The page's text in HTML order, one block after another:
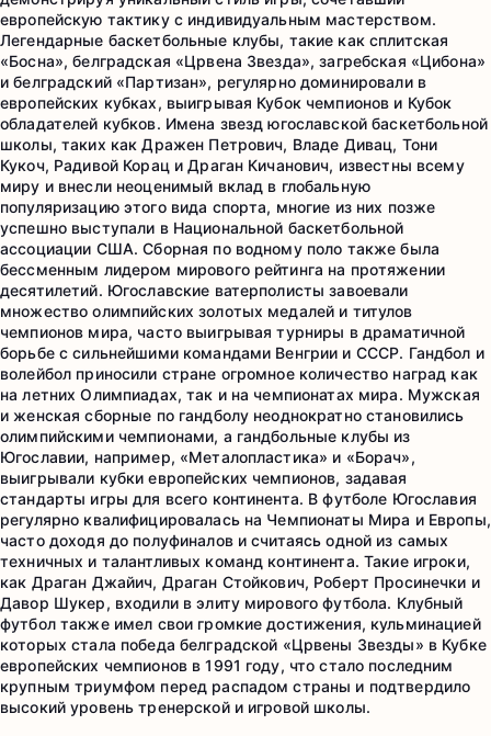
европейскую тактику с индивидуальным мастерством.
Легендарные баскетбольные клубы, такие как сплитская
«Босна», белградская «Црвена Звезда», загребская «Цибона»
и белградский «Партизан», регулярно доминировали в
европейских кубках, выигрывая Кубок чемпионов и Кубок
обладателей кубков. Имена звезд югославской баскетбольной
школы, таких как Дражен Петрович, Владе Дивац, Тони
Кукоч, Радивой Корац и Драган Кичанович, известны всему
миру и внесли неоценимый вклад в глобальную
популяризацию этого вида спорта, многие из них позже
успешно выступали в Национальной баскетбольной
ассоциации США. Сборная по водному поло также была
бессменным лидером мирового рейтинга на протяжении
десятилетий. Югославские ватерполисты завоевали
множество олимпийских золотых медалей и титулов
чемпионов мира, часто выигрывая турниры в драматичной
борьбе с сильнейшими командами Венгрии и СССР. Гандбол и
волейбол приносили стране огромное количество наград как
на летних Олимпиадах, так и на чемпионатах мира. Мужская
и женская сборные по гандболу неоднократно становились
олимпийскими чемпионами, а гандбольные клубы из
Югославии, например, «Металопластика» и «Борач»,
выигрывали кубки европейских чемпионов, задавая
стандарты игры для всего континента. В футболе Югославия
регулярно квалифицировалась на Чемпионаты Мира и Европы,
часто доходя до полуфиналов и считаясь одной из самых
техничных и талантливых команд континента. Такие игроки,
как Драган Джайич, Драган Стойкович, Роберт Просинечки и
Давор Шукер, входили в элиту мирового футбола. Клубный
футбол также имел свои громкие достижения, кульминацией
которых стала победа белградской «Црвены Звезды» в Кубке
европейских чемпионов в 1991 году, что стало последним
крупным триумфом перед распадом страны и подтвердило
высокий уровень тренерской и игровой школы.